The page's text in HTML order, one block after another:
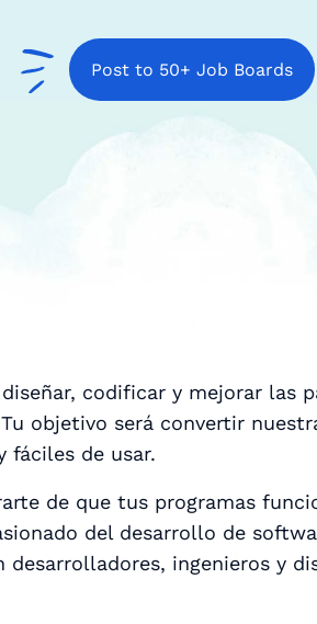
Post to 50+ Job Boards
codificar y mejorar las
objetivo será convertir
fáciles de usar.
de que tus programas
del desarrollo de
ingenieros y